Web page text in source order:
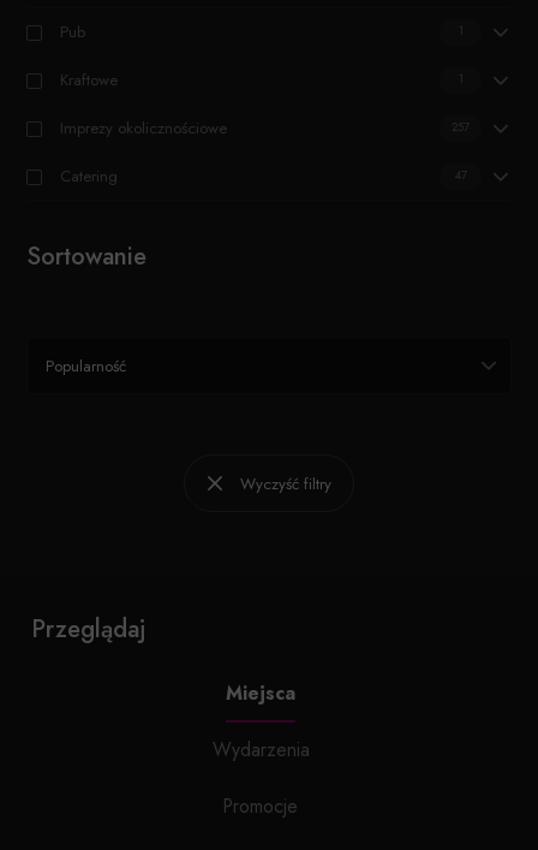
Pub 1
Kraftowe 1
Imprezy okolicznościowe 257
Catering 47
Sortowanie
Popularność
Wyczyść filtry
Przeglądaj
Miejsca
Wydarzenia
Promocje